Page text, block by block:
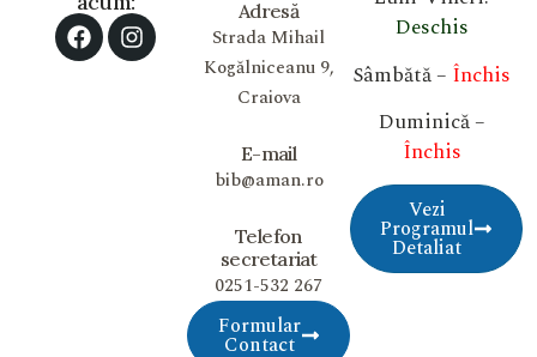
Deschis
Sâmbătă – Închis
Duminică –
Închis
Vezi
Programul
Detaliat
Adresă
Strada Mihail
Kogălniceanu 9,
Craiova
E-mail
bib@aman.ro
Telefon
secretariat
0251-532 267
Formular
Contact